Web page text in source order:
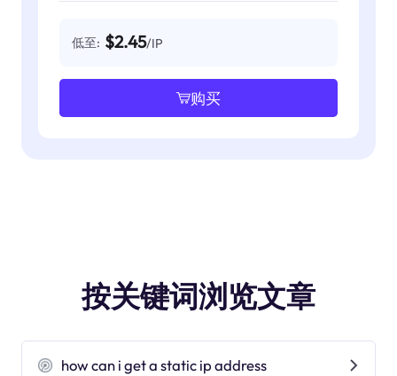
低至: $2.45/IP
购买
按关键词浏览文章
how can i get a static ip address